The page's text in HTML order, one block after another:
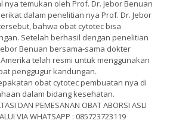
nya temukan oleh Prof. Dr. Jebor Benuan
dalam penelitian nya Prof. Dr. Jebor
bahwa obat cytotec bisa
Setelah berhasil dengan penelitian
Benuan bersama-sama dokter
telah resmi untuk menggunakan
penggugur kandungan.
obat cytotec pembuatan nya di
dalam bidang kesehatan.
DAN PEMESANAN OBAT ABORSI ASLI
VIA WHATSAPP : 085723723119